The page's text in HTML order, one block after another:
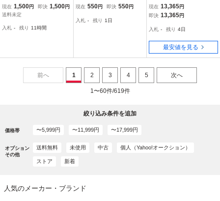
ソッド ジャケット パンツ
セット アウトドア 釣 サ
現在 1,500円 即決 1,500円
送料未定
入札 - 残り 11時間
ズ レディース メンズ UV
アウトドア キャンプ
現在 550円 即決 550円
入札 - 残り 1日
ー ウォーム ハイブリッド
ジャケット (ユニセック
サイズM) #MIV03129-N3
721 【在庫限り】
現在 13,365円
即決 13,365円
入札 - 残り 4日
最安値を見る
前へ 1 2 3 4 5 次へ
1〜60件/619件
絞り込み条件を追加
価格帯 〜5,999円 〜11,999円 〜17,999円
オプション
その他
送料無料 未使用 中古 個人（Yahoo!オークション）
ストア 新着
人気のメーカー・ブランド